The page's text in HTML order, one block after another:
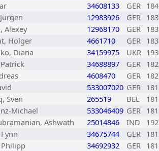
34608133 GER
12983926 GER
Alexey 12968170 GER
Holger 4661710 GER
Diana 34159975 UKR
34688897 GER
4608470 GER
533007020 GER
Sven 265519 BEL
Michael 533046409 GER
Ashwath 25014846 IND
34675744 GER
34692932 GER